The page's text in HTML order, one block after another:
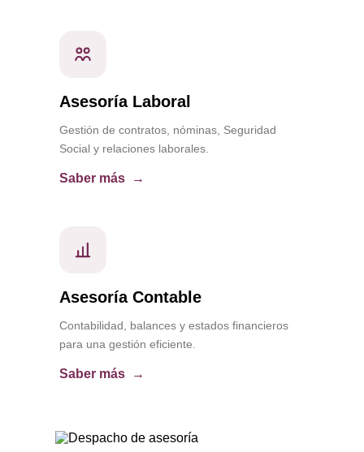
Asesoría Laboral
Gestión de contratos, nóminas, Seguridad
Social y relaciones laborales.
Saber más
Asesoría Contable
Contabilidad, balances y estados financieros
para una gestión eficiente.
Saber más